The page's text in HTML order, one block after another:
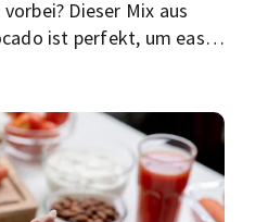
Dieser Mix aus
ist perfekt, um easy